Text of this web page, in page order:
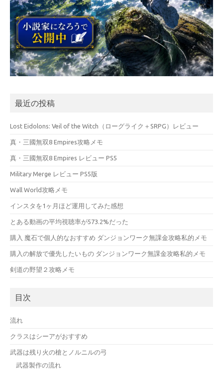
最近の投稿
Lost Eidolons: Veil of the Witch（ローグライク＋SRPG）レビュー
真・三國無双8 Empires攻略メモ
真・三國無双8 Empires レビュー PS5
Military Merge レビュー PS5版
Wall World攻略メモ
インスタを1ヶ月ほど運用してみた感想
とある動画の平均視聴率が573.2%だった
購入 魔石で個人的なおすすめ ダンジョンワーク無課金攻略私的メモ
購入の解放で優先したいもの ダンジョンワーク無課金攻略私的メモ
剣道の野望２攻略メモ
目次
流れ
クラスはシーアがおすすめ
武器は残り火の槍とノルニルの弓
武器製作の流れ